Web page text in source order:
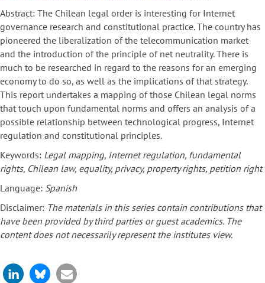
Abstract: The Chilean legal order is interesting for Internet
governance research and constitutional practice. The country has
pioneered the liberalization of the telecommunication market
and the introduction of the principle of net neutrality. There is
much to be researched in regard to the reasons for an emerging
economy to do so, as well as the implications of that strategy.
This report undertakes a mapping of those Chilean legal norms
that touch upon fundamental norms and offers an analysis of a
possible relationship between technological progress, Internet
regulation and constitutional principles.
Keywords: Legal mapping, Internet regulation, fundamental
rights, Chilean law, equality, privacy, property rights, petition right
Language: Spanish
Disclaimer: The materials in this series contain contributions that
have been provided by third parties or guest academics. The
content does not necessarily represent the institutes view.